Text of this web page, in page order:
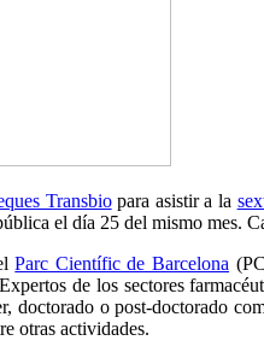
Transbiopara asistir a la
el día 25 del mismo mes.
Parc Científic de Barcelona
de los sectores
doctorado o post-doctorado
otras actividades.